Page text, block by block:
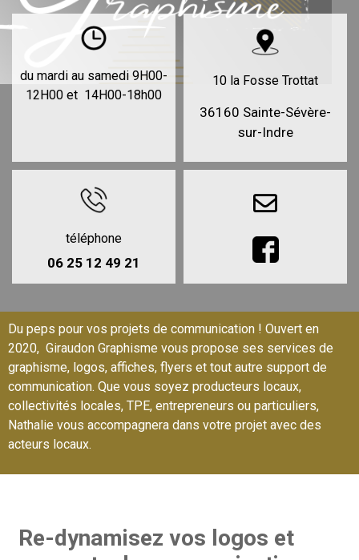
du mardi au samedi 9H00-
12H00 et 14H00-18h00
10 la Fosse Trottat
36160 Sainte-Sévère-
sur-Indre
téléphone
06 25 12 49 21
Du peps pour vos projets de communication ! Ouvert en
2020, Giraudon Graphisme vous propose ses services de
graphisme, logos, affiches, flyers et tout autre support de
communication. Que vous soyez producteurs locaux,
collectivités locales, TPE, entrepreneurs ou particuliers,
Nathalie vous accompagnera dans votre projet avec des
acteurs locaux.
Re-dynamisez vos logos et